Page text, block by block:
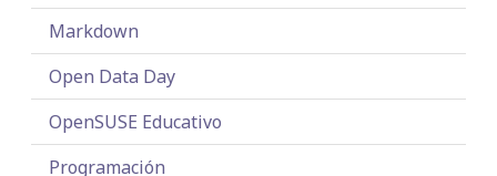
Markdown
Open Data Day
OpenSUSE Educativo
Programación